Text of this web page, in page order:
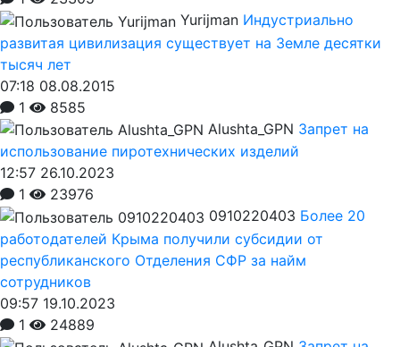
Yurijman Индустриально
развитая цивилизация существует на Земле десятки
тысяч лет
07:18 08.08.2015
1
8585
Alushta_GPN Запрет на
использование пиротехнических изделий
12:57 26.10.2023
1
23976
0910220403 Более 20
работодателей Крыма получили субсидии от
республиканского Отделения СФР за найм
сотрудников
09:57 19.10.2023
1
24889